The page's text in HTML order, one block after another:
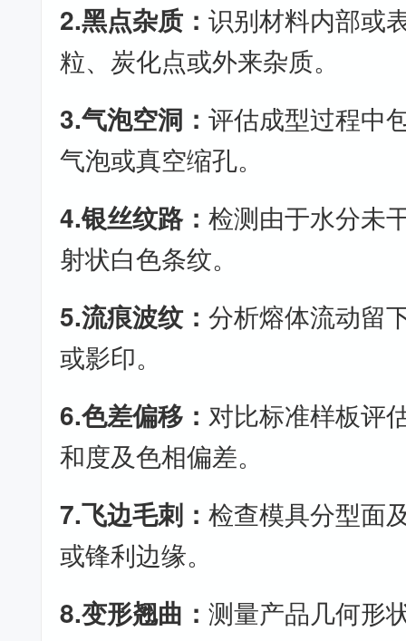
2.黑点杂质：识别材料内部或
粒、炭化点或外来杂质。
3.气泡空洞：评估成型过程中
气泡或真空缩孔。
4.银丝纹路：检测由于水分未
射状白色条纹。
5.流痕波纹：分析熔体流动留
或影印。
6.色差偏移：对比标准样板评
和度及色相偏差。
7.飞边毛刺：检查模具分型面
或锋利边缘。
8.变形翘曲：测量产品几何形